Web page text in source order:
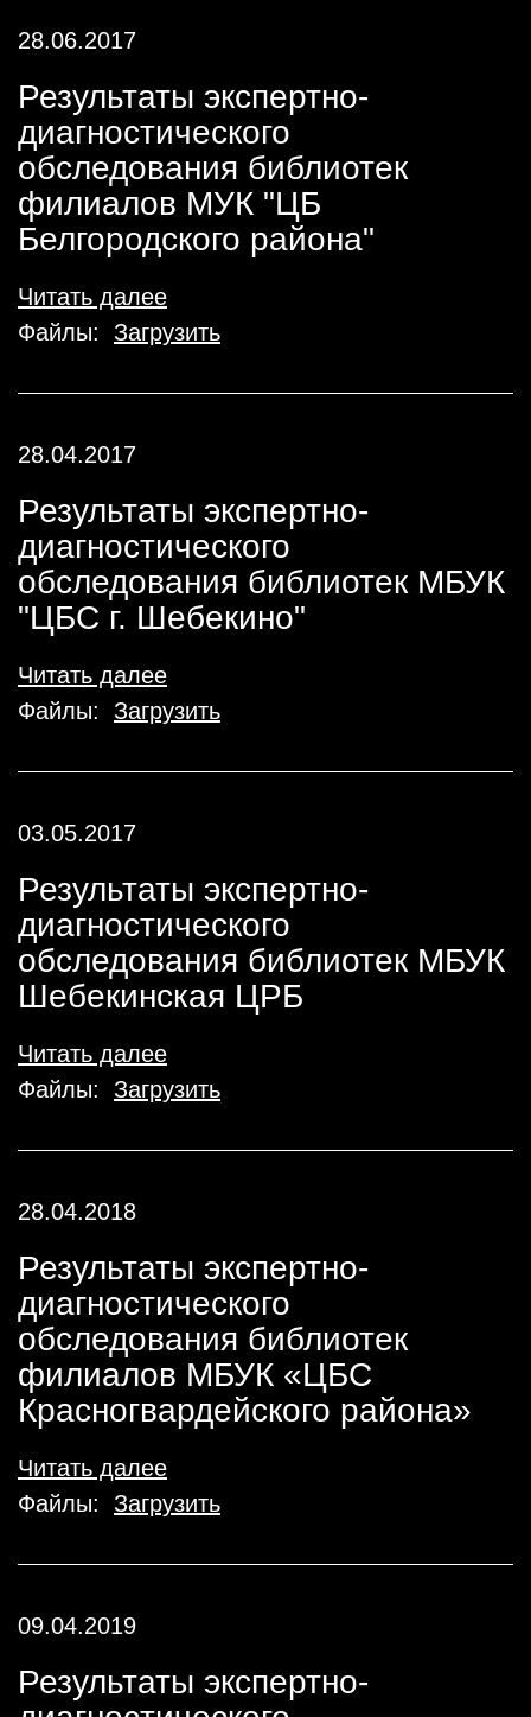
28.06.2017
Результаты экспертно-
диагностического
обследования библиотек
филиалов МУК "ЦБ
Белгородского района"
Читать далее
Файлы: Загрузить
28.04.2017
Результаты экспертно-
диагностического
обследования библиотек МБУК
"ЦБС г. Шебекино"
Читать далее
Файлы: Загрузить
03.05.2017
Результаты экспертно-
диагностического
обследования библиотек МБУК
Шебекинская ЦРБ
Читать далее
Файлы: Загрузить
28.04.2018
Результаты экспертно-
диагностического
обследования библиотек
филиалов МБУК «ЦБС
Красногвардейского района»
Читать далее
Файлы: Загрузить
09.04.2019
Результаты экспертно-